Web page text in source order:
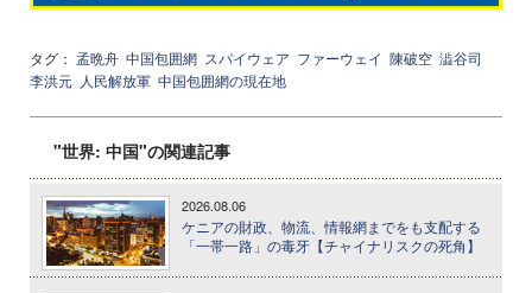
タグ： 孟晩舟 中国包囲網 スパイウェア ファーウェイ 陳破空 澁谷司
李洪元 人民解放軍 中国包囲網の現在地
"世界: 中国"の関連記事
2026.08.06
ケニアの財政、物流、情報網までをも支配する
「一帯一路」の毒牙【チャイナリスクの死角】